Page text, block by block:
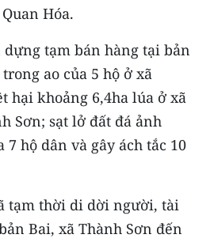
Hóa.
tạm bán hàng tại bản
ao của 5 hộ ở xã
hại khoảng 6,4ha lúa ở xã
Sơn; sạt lở đất đá ảnh
hộ dân và gây ách tắc 10
tạm thời di dời người, tài
Bai, xã Thành Sơn đến